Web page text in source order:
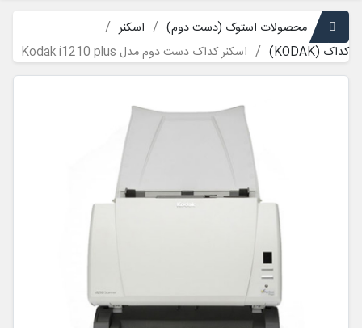
محصولات استوک (دست دوم)
اسکنر
کداک (KODAK)
اسکنر کداک دست دوم مدل Kodak i1210 plus